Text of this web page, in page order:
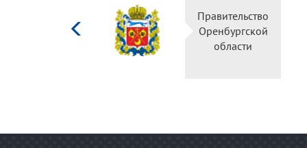
Министерство
культуры
Российской
федерации